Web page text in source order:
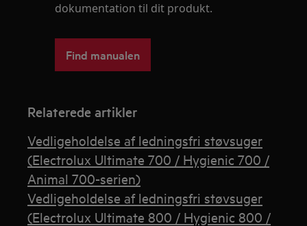
dokumentation til dit produkt.
Find manualen
Relaterede artikler
Vedligeholdelse af ledningsfri støvsuger
(Electrolux Ultimate 700 / Hygienic 700 /
Animal 700-serien)
Vedligeholdelse af ledningsfri støvsuger
(Electrolux Ultimate 800 / Hygienic 800 /